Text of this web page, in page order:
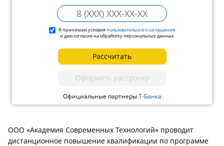
Я принимаю условияпользовательского соглашения
и даю согласие на обработку персональных данных
Рассчитать
Оформить рассрочку
Официальные партнерыТ-Банка
ООО «Академия Современных Технологий» проводит
дистанционное повышение квалификации по программе